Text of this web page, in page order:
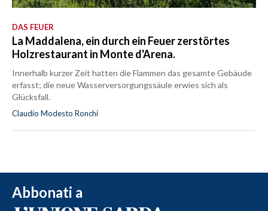
DAS FEUER
La Maddalena, ein durch ein Feuer zerstörtes
Holzrestaurant in Monte d'Arena.
Innerhalb kurzer Zeit hatten die Flammen das gesamte Gebäude
erfasst; die neue Wasserversorgungssäule erwies sich als
Glücksfall.
Claudio Modesto Ronchi
Abbonati a